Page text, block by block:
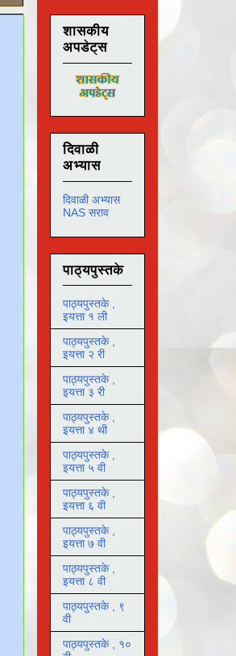
शासकीय
अपडेट्स
दिवाळी
अभ्यास
दिवाळी अभ्यास
NAS सराव
पाठ्यपुस्तके
पाठ्यपुस्तके ,
इयत्ता १ ली
पाठ्यपुस्तके ,
इयत्ता २ री
पाठ्यपुस्तके ,
इयत्ता ३ री
पाठ्यपुस्तके ,
इयत्ता ४ थी
पाठ्यपुस्तके ,
इयत्ता ५ वी
पाठ्यपुस्तके ,
इयत्ता ६ वी
पाठ्यपुस्तके ,
इयत्ता ७ वी
पाठ्यपुस्तके ,
इयत्ता ८ वी
पाठ्यपुस्तके , ९
वी
पाठ्यपुस्तके , १०